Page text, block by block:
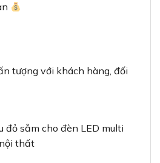
tượng với khách hàng, đối